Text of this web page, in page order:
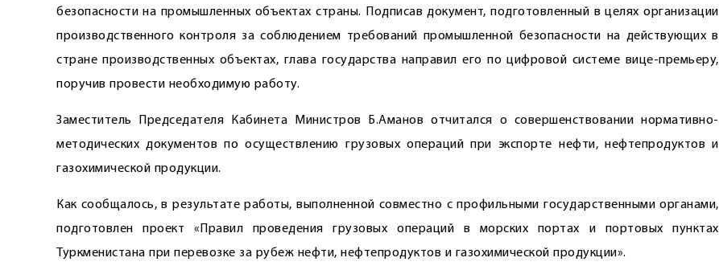
безопасности на промышленных объектах страны. Подписав документ, подготовленный в целях организации
производственного контроля за соблюдением требований промышленной безопасности на действующих в
стране производственных объектах, глава государства направил его по цифровой системе вице-премьеру,
поручив провести необходимую работу.
Заместитель Председателя Кабинета Министров Б.Аманов отчитался о совершенствовании нормативно-
методических документов по осуществлению грузовых операций при экспорте нефти, нефтепродуктов и
газохимической продукции.
Как сообщалось, в результате работы, выполненной совместно с профильными государственными органами,
подготовлен проект «Правил проведения грузовых операций в морских портах и портовых пунк­тах
Туркменистана при перевозке за рубеж нефти, нефтепродуктов и газохимической продукции».